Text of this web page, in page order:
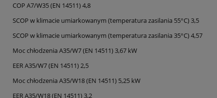
COP A7/W35 (EN 14511) 4,8
SCOP w klimacie umiarkowanym (temperatura zasilania 55°C) 3,5
SCOP w klimacie umiarkowanym (temperatura zasilania 35°C) 4,57
Moc chłodzenia A35/W7 (EN 14511) 3,67 kW
EER A35/W7 (EN 14511) 2,5
Moc chłodzenia A35/W18 (EN 14511) 5,25 kW
EER A35/W18 (EN 14511) 3,2